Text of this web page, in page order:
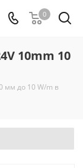
0
10mm 10
мм до 10 W/m в